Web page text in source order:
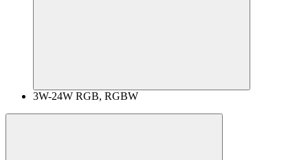
3W-24W RGB, RGBW